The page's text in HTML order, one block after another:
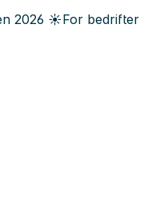
2026 ☀️For bedrifter